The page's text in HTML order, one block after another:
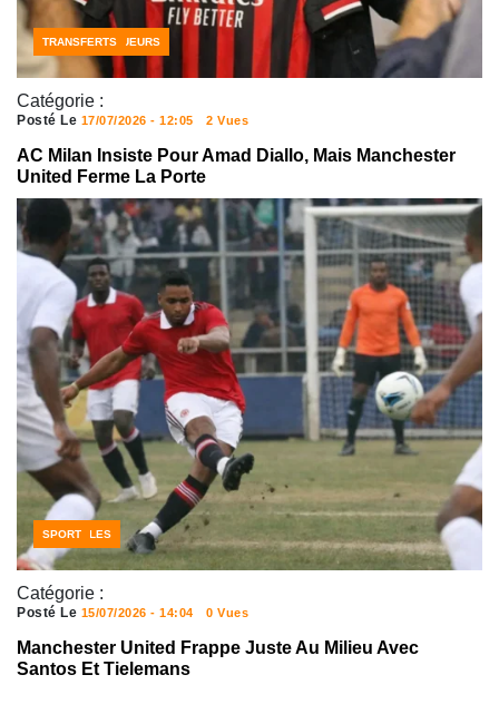
Catégorie :
FOOTBALL JOUEURS
TRANSFERTS
Posté Le 17/07/2026 - 12:05 2 Vues
AC Milan Insiste Pour Amad Diallo, Mais Manchester
United Ferme La Porte
Catégorie :
NOUVELLES
SPORT
Posté Le 15/07/2026 - 14:04 0 Vues
Manchester United Frappe Juste Au Milieu Avec
Santos Et Tielemans